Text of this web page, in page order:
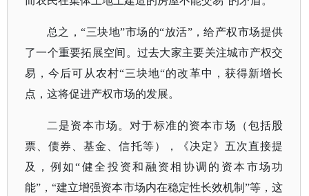
总之，“三块地”市场的“放活”，给产权市场提供
了一个重要拓展空间。过去大家主要关注城市产权交
易，今后可从农村“三块地“的改革中，获得新增长
点，这将促进产权市场的发展。
二是资本市场。对于标准的资本市场（包括股
票、债券、基金、信托等），《决定》五次直接提
及，例如“健全投资和融资相协调的资本市场功
能”，“建立增强资本市场内在稳定性长效机制”等，这